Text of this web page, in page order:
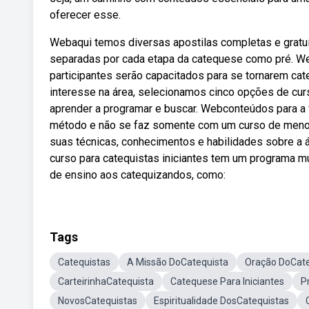
oferecer esse.
Webaqui temos diversas apostilas completas e
separadas por cada etapa da catequese como pré.
participantes serão capacitados para se tornarem
interesse na área, selecionamos cinco opções de
aprender a programar e buscar. Webconteúdos
método e não se faz somente com um curso de
suas técnicas, conhecimentos e habilidades sobre
curso para catequistas iniciantes tem um programa
de ensino aos catequizandos, como:
Tags
Catequistas A Missão DoCatequista
Oração
CarteirinhaCatequista
Catequese Para Iniciantes
NovosCatequistas
Espiritualidade DosCatequistas